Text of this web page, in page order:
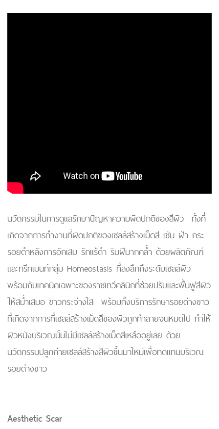
นวัตกรรมในการดูแลรักษาปัญหาความผิดปกติของสีผิว ทั้งที่
เกิดจากการทำงานที่ผิดปกติของเซลล์สร้างเม็ดสี เช่น ฝ้า กระ
รอยดำหลังการอักเสบ รักแร้ดำ ริมฝีมากคล้ำ ด้วยผลิตภัณฑ์
และทรีทเมนท์กลุ่ม Homeostasis ที่ลงลึกถึงระดับเซลล์ผิว
พร้อมกับเทคนิคเฉพาะของราชเทวีคลินิกที่ช่วยปรับและฟื้นฟูสีผิว
ให้สม่ำเสมอ ขาวกระจ่างใส พร้อมทั้งบริการรักษารอยด่างขาว
ที่เกิดจากการที่เซลล์สร้างเม็ดสีของผิวถูกทำลายจนหมดไป ทำให้
ผิวหนังบริเวณนั้นไม่มีเซลล์สร้างเม็ดสีเหลืออยู่เลย ด้วย
นวัตกรรมปลูกถ่ายเซลล์สร้างสีผิวขึ้นมาใหม่เพื่อทดแทนบริเวณ
รอยด่างขาว
Aesthetic Scar